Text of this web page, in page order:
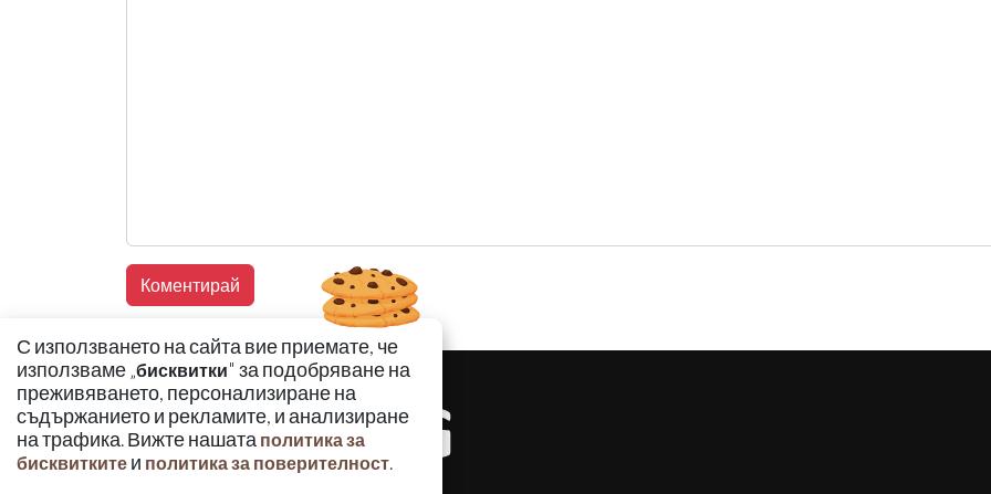
С използването на сайта вие приемате, че
използваме „бисквитки" за подобряване на
преживяването, персонализиране на
съдържанието и рекламите, и анализиране
на трафика. Вижте нашата политика за
бисквитките и политика за поверителност.